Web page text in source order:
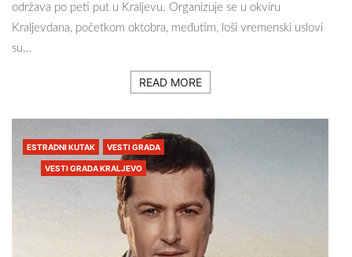
održava po peti put u Kraljevu. Organizuje se u okviru
Kraljevdana, početkom oktobra, međutim, loši vremenski uslovi
su…
READ MORE
ESTRADNI KUTAK VESTI GRADA
VESTI GRADA KRALJEVO